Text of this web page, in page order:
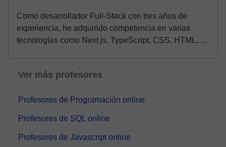
Como desarrollador Full-Stack con tres años de
experiencia, he adquirido competencia en varias
tecnologías como Next.js, TypeScript, CSS, HTML,
Ver más profesores
Profesores de Programación online
Profesores de SQL online
Profesores de Javascript online